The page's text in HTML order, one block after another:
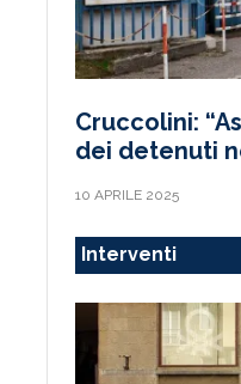
Cruccolini:
dei detenuti
10 APRILE 2025
Interventi